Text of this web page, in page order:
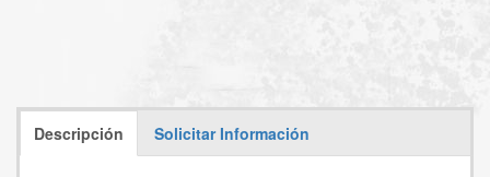
Descripción Solicitar Información